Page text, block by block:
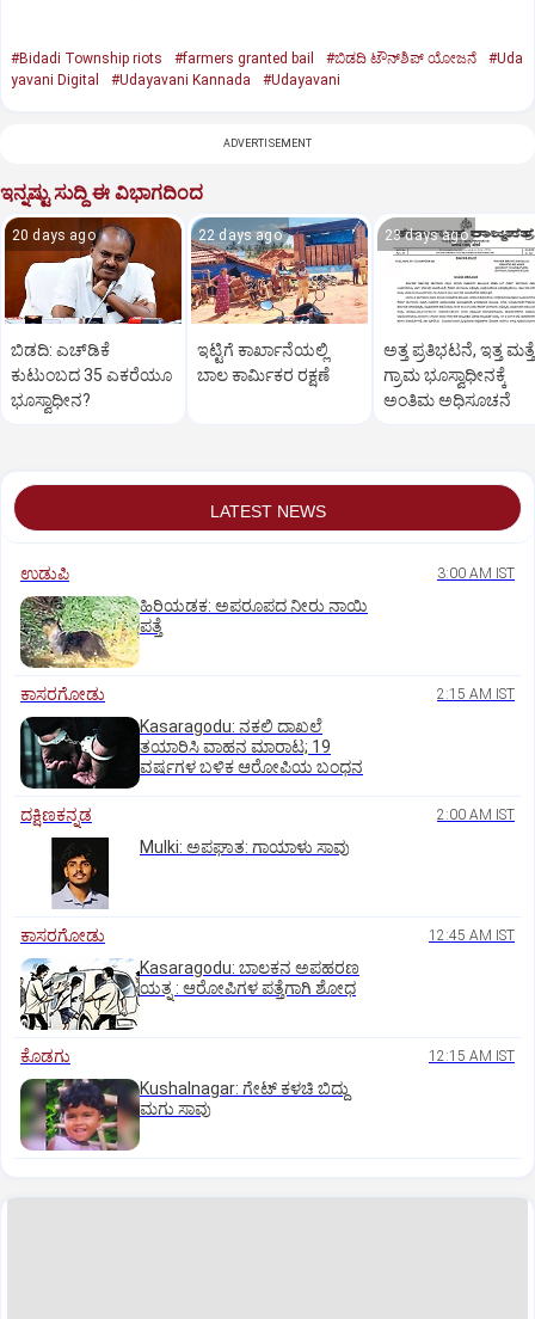
#Bidadi Township riots #farmers granted bail #ಬಿಡದಿ ಟೌನ್‌ಶಿಪ್‌ ಯೋಜನೆ
#Uda
yavani Digital
#Udayavani Kannada #Udayavani
ADVERTISEMENT
ಇನ್ನಷ್ಟು ಸುದ್ದಿ ಈ ವಿಭಾಗದಿಂದ
20 days ago
ಬಿಡದಿ: ಎಚ್‌ಡಿಕೆ
ಕುಟುಂಬದ 35 ಎಕರೆಯೂ
ಭೂಸ್ವಾಧೀನ?
22 days ago
ಇಟ್ಟಿಗೆ ಕಾರ್ಖಾನೆಯಲ್ಲಿ
ಬಾಲ ಕಾರ್ಮಿಕರ ರಕ್ಷಣೆ
23 days ago
ಅತ್ತ ಪ್ರತಿಭಟನೆ, ಇತ್ತ
ಗ್ರಾಮ ಭೂಸ್ವಾಧೀನಕ್ಕೆ
ಅಂತಿಮ ಅಧಿಸೂಚನೆ
LATEST NEWS
ಉಡುಪಿ 3:00 AM IST
ಹಿರಿಯಡಕ: ಅಪರೂಪದ ನೀರು ನಾಯಿ
ಪತ್ತೆ
ಕಾಸರಗೋಡು 2:15 AM IST
Kasaragodu: ನಕಲಿ ದಾಖಲೆ
ತಯಾರಿಸಿ ವಾಹನ ಮಾರಾಟ; 19
ವರ್ಷಗಳ ಬಳಿಕ ಆರೋಪಿಯ ಬಂಧನ
ದಕ್ಷಿಣಕನ್ನಡ 2:00 AM IST
Mulki: ಅಪಘಾತ: ಗಾಯಾಳು ಸಾವು
ಕಾಸರಗೋಡು 12:45 AM IST
Kasaragodu: ಬಾಲಕನ ಅಪಹರಣ
ಯತ್ನ : ಆರೋಪಿಗಳ ಪತ್ತೆಗಾಗಿ ಶೋಧ
ಕೊಡಗು 12:15 AM IST
Kushalnagar: ಗೇಟ್ ಕಳಚಿ ಬಿದ್ದು
ಮಗು ಸಾವು